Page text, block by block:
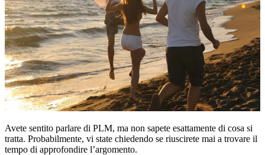
Avete sentito parlare di PLM, ma non sapete esattamente di cosa si
tratta. Probabilmente, vi state chiedendo se riuscirete mai a trovare il
tempo di approfondire l’argomento.